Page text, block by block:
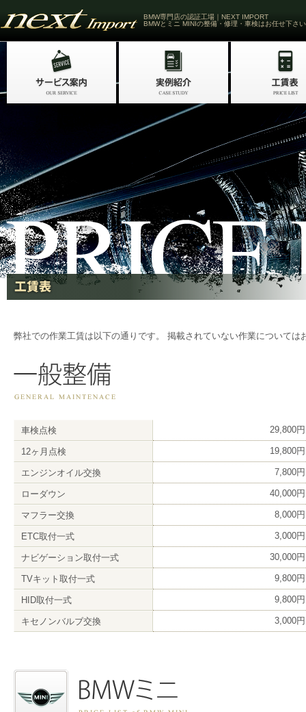
BMW専門店の認証工場｜NEXT IMPORT
BMWとミニ MINIの整備・修理・車検はお任せ下さい
弊社での作業工賃は以下の通りです。 掲載されていない作業については
車検点検 29,800
12ヶ月点検 19,800
エンジンオイル交換 7,800
ローダウン 40,000
マフラー交換 8,000
ETC取付一式 3,000
ナビゲーション取付一式 30,000
TVキット取付一式 9,800
HID取付一式 9,800
キセノンバルブ交換 3,000